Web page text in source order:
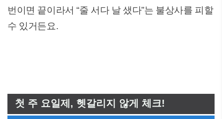
번이면 끝이라서 “줄 서다 날 샜다”는 불상사를 피할
수 있거든요.
첫 주 요일제, 헷갈리지 않게 체크!